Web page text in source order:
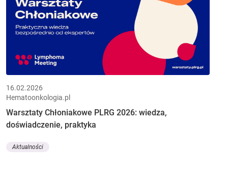
16.02.2026
Hematoonkologia.pl
Warsztaty Chłoniakowe PLRG 2026: wiedza,
doświadczenie, praktyka
Aktualności